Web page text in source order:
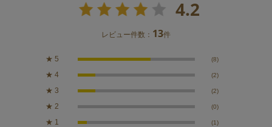
4.2
レビュー件数： 13件
★ 5 (8)
★ 4 (2)
★ 3 (2)
★ 2 (0)
★ 1 (1)